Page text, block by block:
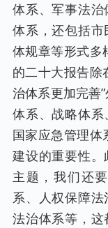
体系、军事法
体系，还包括
体规章等形式多
的二十大报告除
治体系更加完善
体系、战略体系
国家应急管理体
建设的重要性
主题，我们还
系、人权保障
法治体系等，